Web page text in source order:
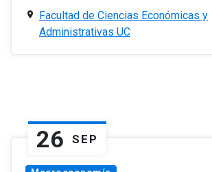
Facultad de Ciencias Económicas y
Administrativas UC
26 SEP